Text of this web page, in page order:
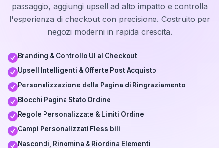
passaggio, aggiungi upsell ad alto impatto e controlla
l'esperienza di checkout con precisione. Costruito per
negozi moderni in rapida crescita.
Branding & Controllo UI al Checkout
Upsell Intelligenti & Offerte Post Acquisto
Personalizzazione della Pagina di Ringraziamento
Blocchi Pagina Stato Ordine
Regole Personalizzate & Limiti Ordine
Campi Personalizzati Flessibili
Nascondi, Rinomina & Riordina Elementi